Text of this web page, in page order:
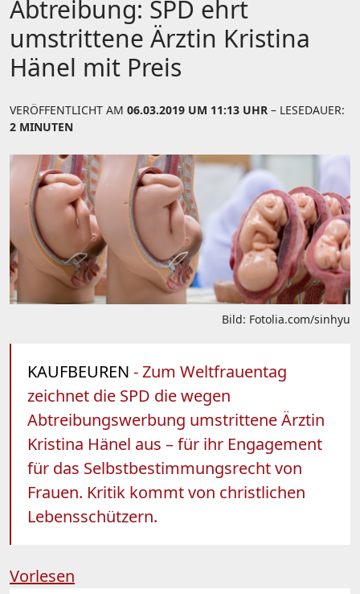
Abtreibung: SPD ehrt
umstrittene Ärztin Kristina
Hänel mit Preis
VERÖFFENTLICHT AM 06.03.2019 UM 11:13 UHR – LESEDAUER:
2 MINUTEN
Bild: Fotolia.com/sinhyu
KAUFBEUREN - Zum Weltfrauentag
zeichnet die SPD die wegen
Abtreibungswerbung umstrittene Ärztin
Kristina Hänel aus – für ihr Engagement
für das Selbstbestimmungsrecht von
Frauen. Kritik kommt von christlichen
Lebensschützern.
Vorlesen